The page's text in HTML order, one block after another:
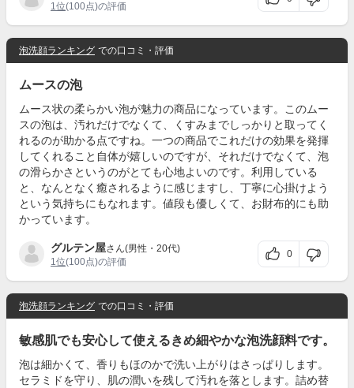
1位(100点)の評価
泡洗顔ランキング での口コミ・評価
ムースの泡
ムース状の柔らかい泡が魅力の商品になっています。このムー
スの泡は、汚れだけでなくて、くすみまでしっかりと取ってく
れるのが助かる点ですね。一つの商品でこれだけの効果を発揮
してくれること自体が嬉しいのですが、それだけでなくて、泡
の滑らかさというのがとても心地よいのです。利用している
と、なんとなく癒されるように感じますし、丁寧に心掛けよう
という気持ちにもなれます。値段も優しくて、お財布的にも助
かっています。
グルテン屋さん(男性・20代)
1位(100点)の評価
0
泡洗顔ランキング での口コミ・評価
敏感肌でも安心して使えるきめ細やかな泡洗顔料です。
泡は細かくて、香りもほのかで洗い上がりはさっぱりします。
セラミドを守り、肌の潤いを残して汚れを落とします。詰め替